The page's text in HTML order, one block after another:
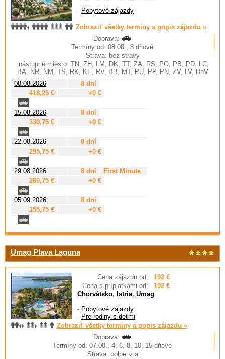
- Pobytové zájazdy
Zobraziť všetky termíny a popis zájazdu »
Doprava:
Termíny od: 08.08., 8 dňové
Strava: bez stravy
nástupné miesto: TN, ZH, LM, DK, TT, ZA, RS, PO, PB, PD, LC,
BA, NR, NM, TS, RK, KE, RV, BB, MT, PU, PP, PN, ZV, LV, DnV
08.08.2026
8 dní
418,25 €
+0 €
15.08.2026
8 dní
330,75 €
+0 €
22.08.2026
8 dní
295,75 €
+0 €
29.08.2026 8 dní
First Minute
260,75 €
+0 €
05.09.2026
8 dní
155,75 €
+0 €
Umag Plava Laguna
Cena zájazdu od:
192 €
Cena s príplatkami od:
192 €
Chorvátsko, Istria, Umag
- Pobytové zájazdy
- Pre rodiny s deťmi
Zobraziť všetky termíny a popis zájazdu »
Doprava:
Termíny od: 07.08., 4, 6, 8, 10, 15 dňové
Strava: polpenzia